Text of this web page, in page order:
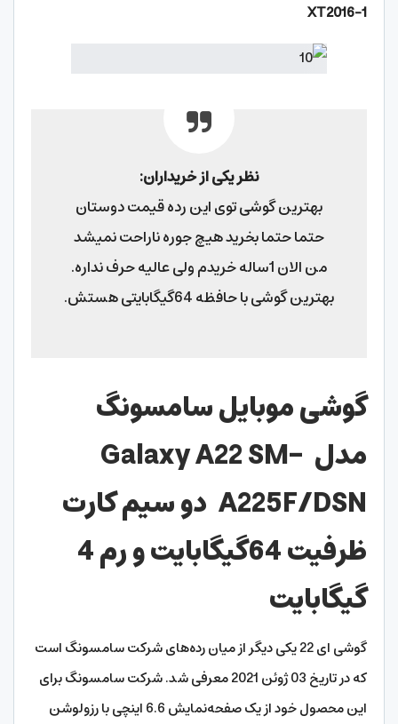
XT2016-1
نظر یکی از خریداران:
بهترین گوشی توی این رده قیمت دوستان
حتما حتما بخرید هیچ جوره ناراحت نمیشد
من الان 1ساله خریدم ولی عالیه حرف نداره.
بهترین گوشی با حافظه 64گیگابایتی هستش.
گوشی موبایل سامسونگ
مدل Galaxy A22 SM-
A225F/DSN دو سیم کارت
ظرفیت 64گیگابایت و رم 4
گیگابایت
گوشی ای 22 یکی دیگر از میان رده‌های شرکت سامسونگ است
که در تاریخ 03 ژوئن 2021 معرفی شد. شرکت سامسونگ برای
این محصول خود از یک صفحه‌نمایش 6.6 اینچی با رزولوشن